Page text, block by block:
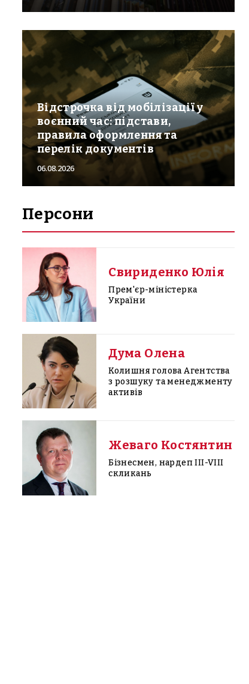
Відстрочка від мобілізації у
воєнний час: підстави,
правила оформлення та
перелік документів
06.08.2026
Персони
Свириденко Юлія
Прем'єр-міністерка
України
Дума Олена
Колишня голова Агентства
з розшуку та менеджменту
активів
Жеваго Костянтин
Бізнесмен, нардеп III-VIII
скликань